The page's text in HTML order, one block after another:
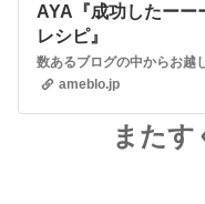
AYA『成功したー
レシピ』
ameblo.jp
また